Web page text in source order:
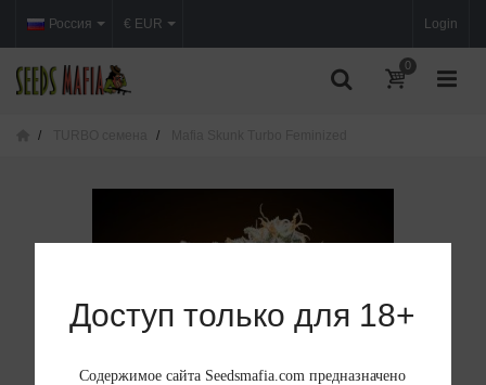
Россия Login
€ EUR
0
Доступ только для 18+
Содержимое сайта Seedsmafia.com предназначено